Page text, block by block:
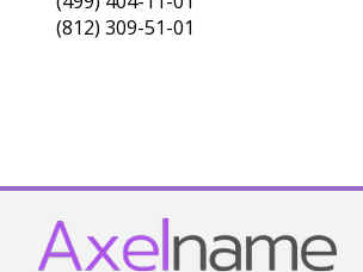
(812) 309-51-01